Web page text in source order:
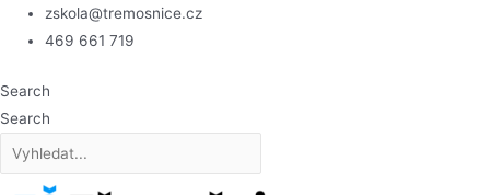
Přeskočitzskola@tremosnice.cz
469 661 719
Search
Search